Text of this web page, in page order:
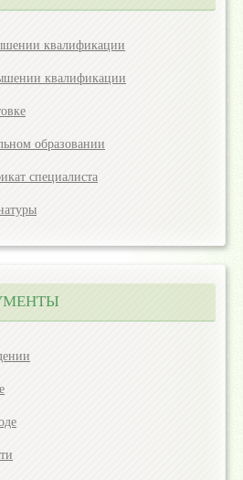
квалификации
квалификации
образовании
специалиста